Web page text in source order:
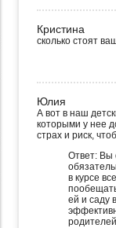
Кристина
сколько стоят
Юлия
А вот в наш
которыми у нее
страх и риск,
Ответ: Вы
в курсе
ей и саду